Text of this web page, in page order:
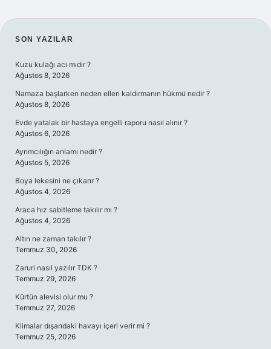
SIDEBAR
SON YAZILAR
Kuzu kulağı acı mıdır ?
Ağustos 8, 2026
Namaza başlarken neden elleri kaldırmanın hükmü nedir ?
Ağustos 8, 2026
Evde yatalak bir hastaya engelli raporu nasıl alınır ?
Ağustos 6, 2026
Ayrımcılığın anlamı nedir ?
Ağustos 5, 2026
Boya lekesini ne çıkarır ?
Ağustos 4, 2026
Araca hız sabitleme takılır mı ?
Ağustos 4, 2026
Altın ne zaman takılır ?
Temmuz 30, 2026
Zaruri nasıl yazılır TDK ?
Temmuz 29, 2026
Kürtün alevisi olur mu ?
Temmuz 27, 2026
Klimalar dışarıdaki havayı içeri verir mi ?
Temmuz 25, 2026